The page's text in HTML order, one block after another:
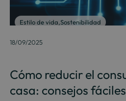
Estilo de vida,Sostenibilidad
18/09/2025
Cómo reducir el
casa: consejos